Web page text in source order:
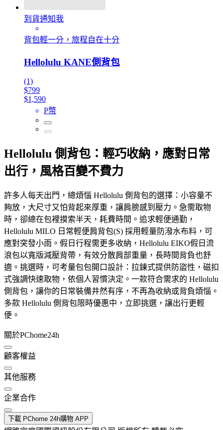
到貨通知我
背包輕一分，旅程自在十分
Hellolulu KANE側背包
(1)
$799
$1,590
P幣
Hellolulu 側背包：輕巧收納，應對日常
出行，風格百變不費力
許多人每天出門，總煩惱 Hellolulu 側背包的選擇：小容量不
夠放，大尺寸又怕背起來厚重，讓肩膀感到壓力。急需取物
時，卻總在包裡摸索半天，耗費時間。追求輕便通勤，
Hellolulu MILO 日常輕便肩背包(S) 採用輕量防潑水布料，可
應對突發小雨。假日行程需更多收納，Hellolulu EIKO假日流
浪包以寬版減壓背帶，有效分散肩部重量，長時間背負也舒
適。挑選時，可考量包包開口設計：拉鍊式提供防盜性，磁扣
式強調快速取物，依個人習慣決定。一款符合需求的 Hellolulu
側背包，讓你的日常裝備井然有序，不再為收納或背負煩惱。
多款 Hellolulu 側背包限時優惠中，立即挑選，讓出行更輕
便。
關於PChome24h
顧客權益
其他服務
企業合作
下載 PChome 24h購物 APP